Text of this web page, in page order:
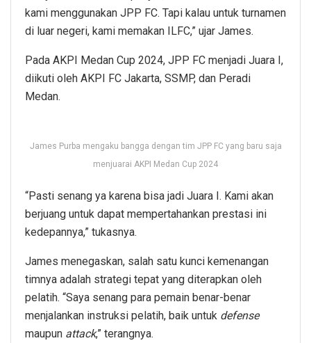
kami menggunakan JPP FC. Tapi kalau untuk turnamen
di luar negeri, kami memakan ILFC,” ujar James.
Pada AKPI Medan Cup 2024, JPP FC menjadi Juara I,
diikuti oleh AKPI FC Jakarta, SSMP, dan Peradi
Medan.
James Purba mengaku bangga dengan tim JPP FC yang baru saja
menjuarai AKPI Medan Cup 2024
“Pasti senang ya karena bisa jadi Juara I. Kami akan
berjuang untuk dapat mempertahankan prestasi ini
kedepannya,” tukasnya.
James menegaskan, salah satu kunci kemenangan
timnya adalah strategi tepat yang diterapkan oleh
pelatih. “Saya senang para pemain benar-benar
menjalankan instruksi pelatih, baik untuk defense
maupun attack,” terangnya.